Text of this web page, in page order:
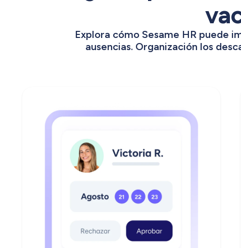
Explora cómo Sesame HR puede
ausencias. Organización los